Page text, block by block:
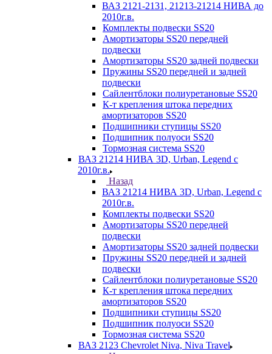
ВАЗ 2121-2131, 21213-21214 НИВА до
2010г.в.
Комплекты подвески SS20
Амортизаторы SS20 передней
подвески
Амортизаторы SS20 задней подвески
Пружины SS20 передней и задней
подвески
Сайлентблоки полиуретановые SS20
К-т крепления штока передних
амортизаторов SS20
Подшипники ступицы SS20
Подшипник полуоси SS20
Тормозная система SS20
ВАЗ 21214 НИВА 3D, Urban, Legend c
2010г.в.
Назад
ВАЗ 21214 НИВА 3D, Urban, Legend c
2010г.в.
Комплекты подвески SS20
Амортизаторы SS20 передней
подвески
Амортизаторы SS20 задней подвески
Пружины SS20 передней и задней
подвески
Сайлентблоки полиуретановые SS20
К-т крепления штока передних
амортизаторов SS20
Подшипники ступицы SS20
Подшипник полуоси SS20
Тормозная система SS20
ВАЗ 2123 Chevrolet Niva, Niva Travel